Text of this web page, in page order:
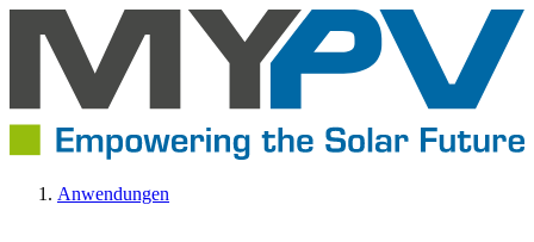
Anwendungen